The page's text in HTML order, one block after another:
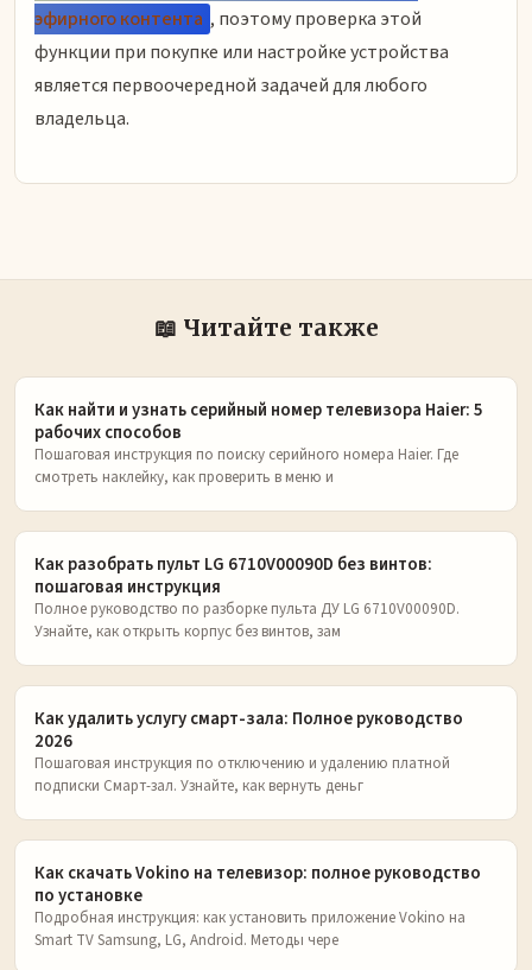
эфирного контента , поэтому проверка этой
функции при покупке или настройке устройства
является первоочередной задачей для любого
владельца.
📖 Читайте также
Как найти и узнать серийный номер телевизора Haier: 5
рабочих способов
Пошаговая инструкция по поиску серийного номера Haier. Где
смотреть наклейку, как проверить в меню и
Как разобрать пульт LG 6710V00090D без винтов:
пошаговая инструкция
Полное руководство по разборке пульта ДУ LG 6710V00090D.
Узнайте, как открыть корпус без винтов, зам
Как удалить услугу смарт-зала: Полное руководство
2026
Пошаговая инструкция по отключению и удалению платной
подписки Смарт-зал. Узнайте, как вернуть деньг
Как скачать Vokino на телевизор: полное руководство
по установке
Подробная инструкция: как установить приложение Vokino на
Smart TV Samsung, LG, Android. Методы чере